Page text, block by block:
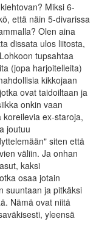
Miksi 6-
että näin 5-divarissa
Olen aina
dissata ulos liitosta,
tupsahtaa
(jopa harjoitelleita)
kikkojaan
ovat taidoiltaan ja
onkin vaan
ex-staroja,
joutuu
siten että
väliin. Ja onhan
kaksi
osaa jotain
suuntaan ja pitkäksi
Nämä ovat niitä
yleensä